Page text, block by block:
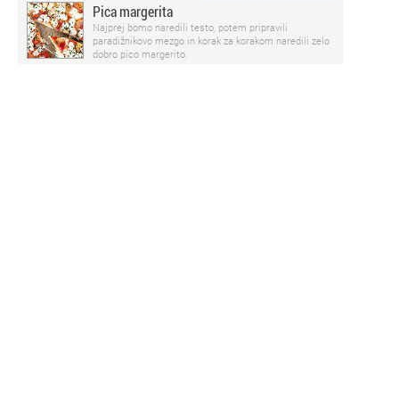
Pica margerita
Najprej bomo naredili testo, potem pripravili
paradižnikovo mezgo in korak za korakom naredili zelo
dobro pico margerito.